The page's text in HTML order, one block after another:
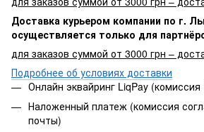
Доставка курьером компании по г.
осуществляется только для
для заказов суммой от 3000 грн –
Подробнее об условиях доставки
Онлайн эквайринг LiqPay (комиссия
Наложенный платеж (комиссия
почты)